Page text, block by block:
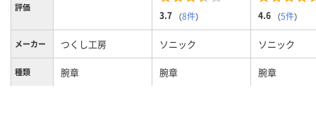
評価
3.7 （8件） 4.6 （5件）
メーカー つくし工房 ソニック ソニック
種類 腕章 腕章 腕章